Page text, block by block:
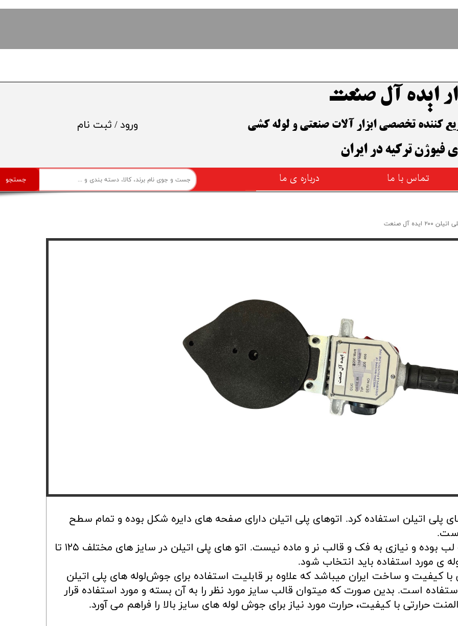
تماس با ما درباره ی ما جستجو
ایده آل صنعت
کننده تخصصی ابزار آلات صنعتی و لوله کشی
فیوژن ترکیه در ایران
ورود/ ثبت نام
تغییر گذر واژه
سفارشات
ایده آل صنعت
پلی اتیلن استفاده کرد. اتوهای پلی اتیلن دارای صفحه های دایره شکل بوده و تمام سطح
جوش لوله های پلی اتیلن به صورت لب به لب بوده و نیازی به فک و قالب نر و ماده نیست. اتو های پلی اتیلن در سایز های مختلف ۱۲۵ تا
کیفیت و ساخت ایران میباشد که علاوه بر قابلیت استفاده برای جوش‌لوله های پلی اتیلن
سبز تا سایز ۱۲۵ نیز قابل استفاده است. بدین صورت که میتوان قالب سایز مورد نظر را به آن بسته و مورد استفاده قرار
حرارتی با کیفیت، حرارت مورد نیاز برای جوش لوله های سایز بالا را فراهم می آورد.